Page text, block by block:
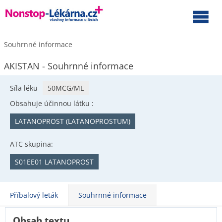
Souhrnné informace
AKISTAN - Souhrnné informace
Síla léku
50MCG/ML
Obsahuje účinnou látku :
LATANOPROST (LATANOPROSTUM)
ATC skupina:
S01EE01 LATANOPROST
Příbalový leták Souhrnné informace